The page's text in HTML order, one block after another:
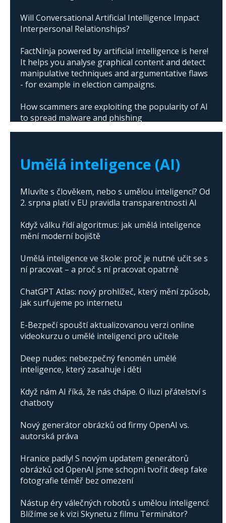
Will Conversational Artificial Intelligence Impact
Interpersonal Relationships?
FactNinja powered by artificial intelligence is here!
It helps you analyse graphical content and detect
manipulative techniques and argumentative flaws
- for example in election campaigns.
How scammers are exploiting the popularity of AI
to spread malware and phishing
Umělá inteligence (AI)
Mluvíte s člověkem, nebo s umělou inteligencí? Od
2. srpna platí v EU pravidla transparentnosti AI
Když válku řídí algoritmus: jak umělá inteligence
mění moderní bojiště
Umělá inteligence ve škole: proč je nutné učit se s
ní pracovat – a proč s ní pracovat opatrně
ChatGPT Atlas: nový prohlížeč, který mění způsob,
jak surfujeme po internetu
E-Bezpečí spouští aktualizovanou verzi online
videokurzu o umělé inteligenci pro učitele
Deep nudes: nebezpečný fenomén umělé
inteligence, který zasahuje i děti
Když nám AI říká, že nás chápe. O iluzi přátelství s
chatboty
Nový generátor obrázků od firmy OpenAI vs.
autorská práva
Hranice padly! S novým updatem generátorů
obrázků od OpenAI jsme schopni tvořit deep fake
fotografie téměř bez omezení
Nástup éry válečných robotů s umělou inteligencí:
Blížíme se k vizi Skynetu z filmu Terminátor?